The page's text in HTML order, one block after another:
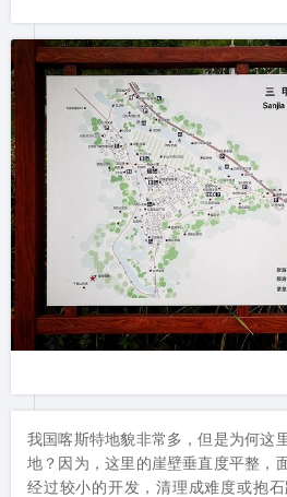
我国喀斯特地貌非常多，但是为何这
地？因为，这里的崖壁垂直度平整，
经过较小的开发，清理成难度或抱